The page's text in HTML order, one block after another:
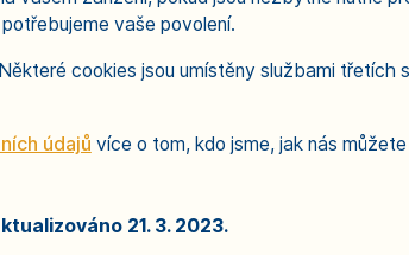
vaše povolení.
cookies jsou umístěny službami třetích
údajů více o tom, kdo jsme, jak nás
21. 3. 2023.